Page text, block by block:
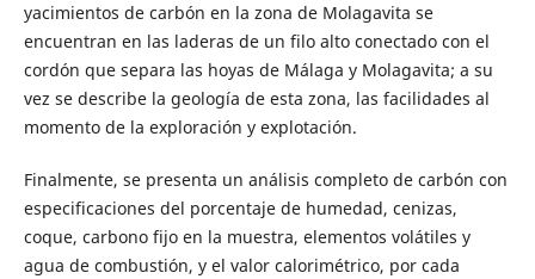
yacimientos de carbón en la zona de Molagavita se
encuentran en las laderas de un filo alto conectado con el
cordón que separa las hoyas de Málaga y Molagavita; a su
vez se describe la geología de esta zona, las facilidades al
momento de la exploración y explotación.
Finalmente, se presenta un análisis completo de carbón con
especificaciones del porcentaje de humedad, cenizas,
coque, carbono fijo en la muestra, elementos volátiles y
agua de combustión, y el valor calorimétrico, por cada